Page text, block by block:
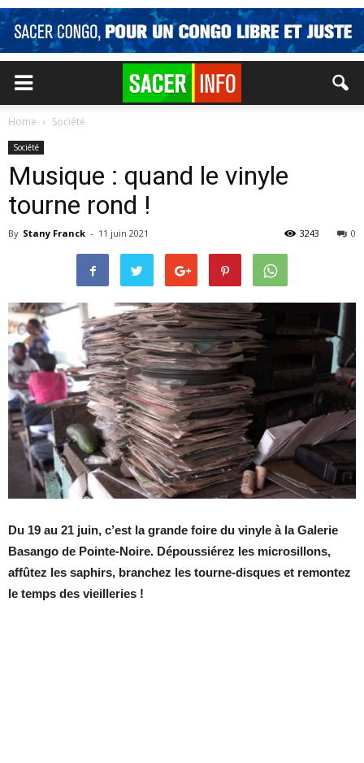
Home Société
Société
Musique : quand le vinyle
tourne rond !
By Stany Franck - 11 juin 2021 0
3243
Du 19 au 21 juin, c’est la grande foire du vinyle à la Galerie
Basango de Pointe-Noire. Dépoussiérez les microsillons,
affûtez les saphirs, branchez les tourne-disques et remontez
le temps des vieilleries !